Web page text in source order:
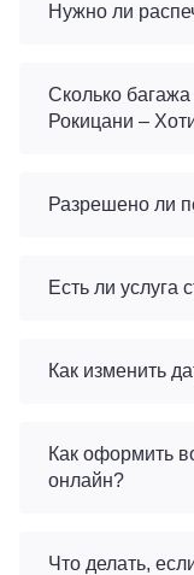
Нужно ли
Сколько
Рокицани –
Разрешено ли
Есть ли услуга
Как изменить
Как оформить
онлайн?
Что делать,